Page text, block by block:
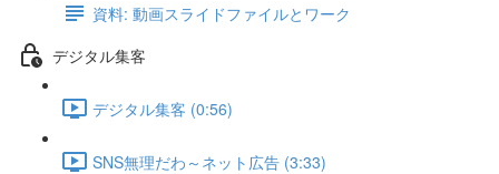
資料: 動画スライドファイルとワーク
デジタル集客
デジタル集客 (0:56)
SNS無理だわ～ネット広告 (3:33)